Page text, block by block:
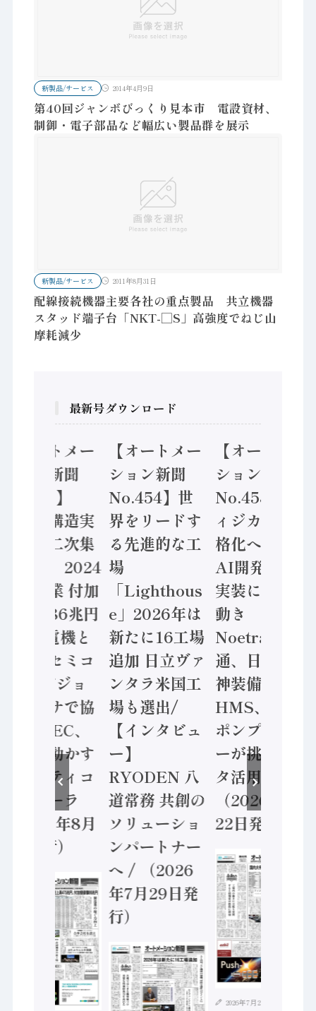
新製品/サービス 2014年4月9日
第40回ジャンボびっくり見本市 電設資材、
制御・電子部品など幅広い製品群を展示
新製品/サービス 2011年8月31日
配線接続機器主要各社の重点製品 共立機器
スタッド端子台「NKT-□S」高強度でねじ山
摩耗減少
最新号ダウンロード
【オートメー
ション新聞
No.455】
「経済構造実
態調査二次集
計結果」2024
年製造業 付加
価値額86兆円
/ 三菱電機と
ソニーセミコ
ン AIビジョ
ンセンサで協
業 / IDEC、
安全に動かす
セーフティコ
ントローラ
（2026年8月
5日発行）
【オートメー
ション新聞
No.454】世
界をリードす
る先進的な工
場
「Lighthous
e」2026年は
新たに16工場
追加 日立ヴァ
ンタラ米国工
場も選出/
【インタビュ
ー】
RYODEN 八
道常務 共創の
ソリューショ
ンパートナー
へ / （2026
年7月29日発
行）
【オートメー
ション新聞
No.453】フ
ィジカルAI本
格化へ 国産
AI開発や社会
実装に活発な
動き
Noetra、富士
通、日立 / 兵
神装備 ×
HMS、老舗
ポンプメーカ
ーが挑むデー
タ活用 など
（2026年7月
22日発行）
2026年7月21日